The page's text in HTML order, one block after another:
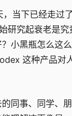
当下已经走过
究起衰老是
小黑瓶怎么这
这种产品
同事、同学、